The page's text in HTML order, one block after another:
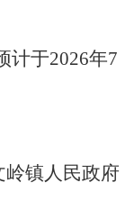
计于2026年7
岭镇人民政府